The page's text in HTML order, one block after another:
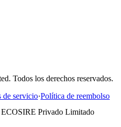
Todos los derechos reservados.
de servicio·Política de reembolso
ECOSIRE Privado Limitado